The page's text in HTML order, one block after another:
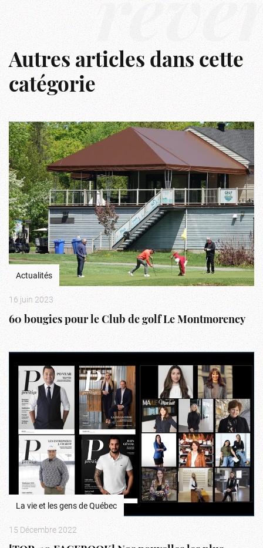
Autres articles dans cette
catégorie
Actualités
16 juin 2023
60 bougies pour le Club de golf Le Montmorency
La vie et les gens de Québec
15 Décembre 2022